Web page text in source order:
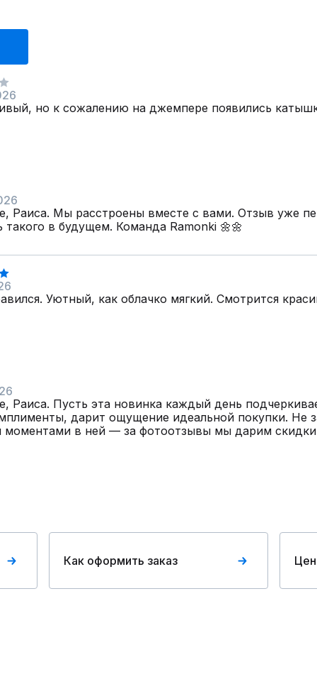
но к сожалению на джемпере появились
Раиса. Мы расстроены вместе с вами. Отзыв уже
такого в будущем. Команда Ramonki 🌼🌼
Уютный, как облачко мягкий. Смотрится
Раиса. Пусть эта новинка каждый день
дарит ощущение идеальной покупки. Не
моментами в ней — за фотоотзывы мы дарим
Как оформить заказ